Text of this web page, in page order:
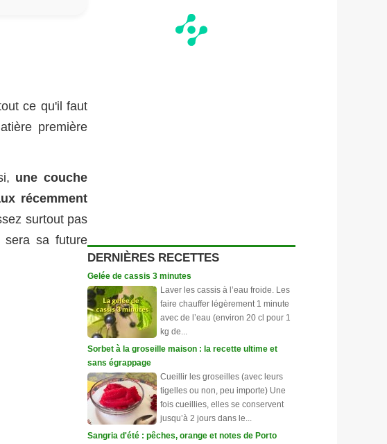
ce qu'il faut
première
une couche
récemment
surtout pas
sera sa future
DERNIÈRES RECETTES
Gelée de cassis 3 minutes
Laver les cassis à l’eau froide. Les
faire chauffer légèrement 1 minute
avec de l’eau (environ 20 cl pour 1
kg de...
Sorbet à la groseille maison : la recette ultime et
sans égrappage
Cueillir les groseilles (avec leurs
tigelles ou non, peu importe) Une
fois cueillies, elles se conservent
jusqu’à 2 jours dans le...
Sangria d'été : pêches, orange et notes de Porto